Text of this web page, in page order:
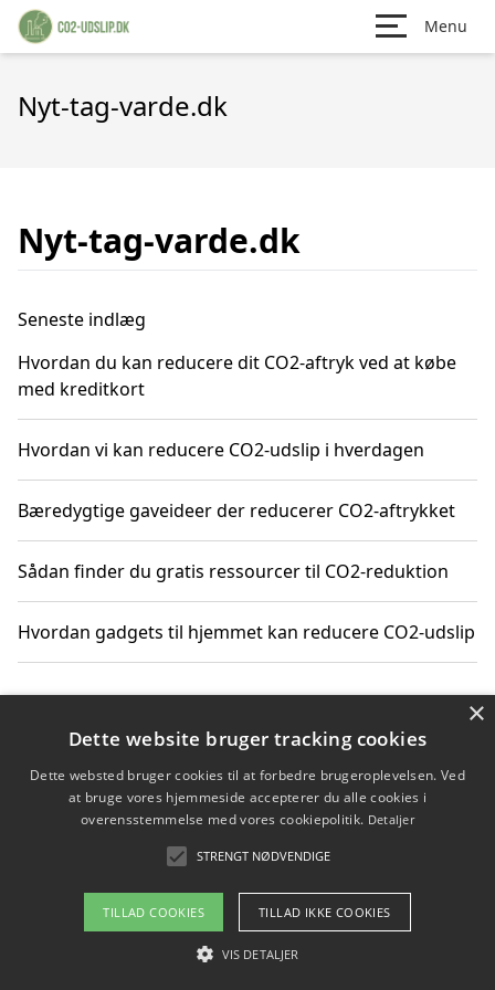
Menu
Nyt-tag-varde.dk
Nyt-tag-varde.dk
Seneste indlæg
Hvordan du kan reducere dit CO2-aftryk ved at købe
med kreditkort
Hvordan vi kan reducere CO2-udslip i hverdagen
Bæredygtige gaveideer der reducerer CO2-aftrykket
Sådan finder du gratis ressourcer til CO2-reduktion
Hvordan gadgets til hjemmet kan reducere CO2-udslip
Copyright 2026 - Pilanto Aps
Om / kontakt
Blog Betingelser
×
Dette website bruger tracking cookies
Dette websted bruger cookies til at forbedre brugeroplevelsen. Ved
at bruge vores hjemmeside accepterer du alle cookies i
overensstemmelse med vores cookiepolitik. Detaljer
STRENGT NØDVENDIGE
TILLAD COOKIES TILLAD IKKE COOKIES
VIS DETALJER